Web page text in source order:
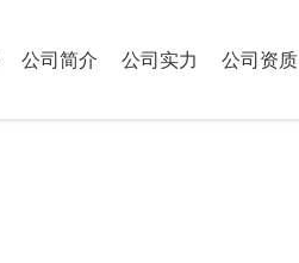
公司资质
公司实力
公司简介